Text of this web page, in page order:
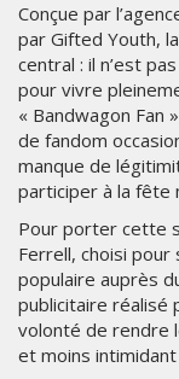
Conçue par
par Gifted Youth,
central : il n’est
pour vivre
« Bandwagon Fan
de fandom
manque de
participer à la fête
Pour porter cette
Ferrell, choisi
populaire auprès
publicitaire réalisé
volonté de rendre
et moins